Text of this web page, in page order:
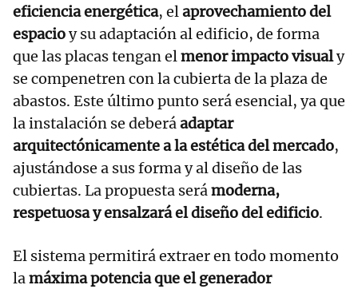
eficiencia energética, elaprovechamiento del
espacioy su adaptación al edificio, de forma
que las placas tengan elmenor impacto visualy
se compenetren con la cubierta de la plaza de
abastos. Este último punto será esencial, ya que
la instalación se deberáadaptar
arquitectónicamente a la estética del mercado,
ajustándose a sus forma y al diseño de las
cubiertas. La propuesta serámoderna,
respetuosa y ensalzará el diseño del edificio.
El sistema permitirá extraer en todo momento
lamáxima potencia que el generador